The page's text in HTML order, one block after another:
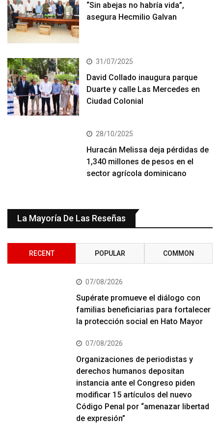
“Sin abejas no habría vida”,
asegura Hecmilio Galvan
31/07/2025
David Collado inaugura parque
Duarte y calle Las Mercedes en
Ciudad Colonial
28/10/2025
Huracán Melissa deja pérdidas de
1,340 millones de pesos en el
sector agrícola dominicano
La Mayoría De Las Reseñas
RECENT POPULAR COMMON
07/08/2026
Supérate promueve el diálogo con
familias beneficiarias para fortalecer
la protección social en Hato Mayor
07/08/2026
Organizaciones de periodistas y
derechos humanos depositan
instancia ante el Congreso piden
modificar 15 artículos del nuevo
Código Penal por “amenazar libertad
de expresión”